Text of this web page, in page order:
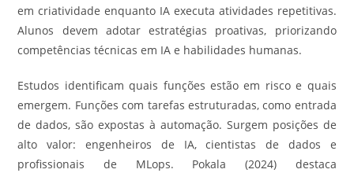
em criatividade enquanto IA executa atividades repetitivas.
Alunos devem adotar estratégias proativas, priorizando
competências técnicas em IA e habilidades humanas.
Estudos identificam quais funções estão em risco e quais
emergem. Funções com tarefas estruturadas, como entrada
de dados, são expostas à automação. Surgem posições de
alto valor: engenheiros de IA, cientistas de dados e
profissionais de MLops. Pokala (2024) destaca